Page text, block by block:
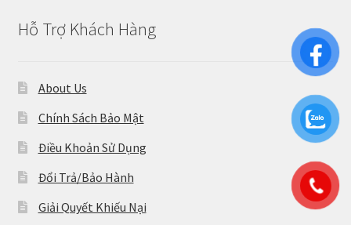
Hỗ Trợ Khách Hàng
About Us
Chính Sách Bảo Mật
Điều Khoản Sử Dụng
Đổi Trả/Bảo Hành
Giải Quyết Khiếu Nại